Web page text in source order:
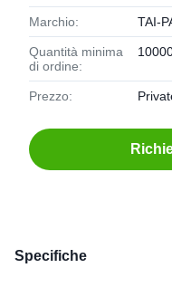
Marchio: TAI-
Quantità minima
di ordine:
Prezzo:
Specifiche